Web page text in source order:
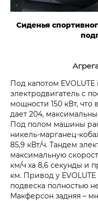
Сиденья
Под капотом EVOLUTE
электродвигатель с
мощности 150 кВт,
дает 204,
Под полом машины
никель-марганец-
85,9 кВт/ч. Тандем
максимальную
км/ч ха 8,6 секунды и
км. Привод у EVOLUTE
подвеска полностью
Макферсон задняя –